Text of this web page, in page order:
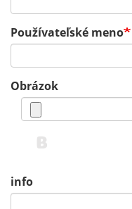
Používateľské meno
Obrázok
info